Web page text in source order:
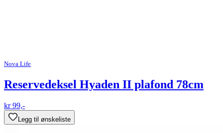
Nova Life
Reservedeksel Hyaden II plafond 78cm
kr 99,-
Legg til ønskeliste